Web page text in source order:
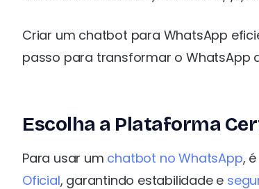
Criar um chatbot para WhatsApp
passo para transformar o WhatsApp
Escolha a Plataforma
Para usar um chatbot no WhatsApp,
Oficial, garantindo estabilidade e